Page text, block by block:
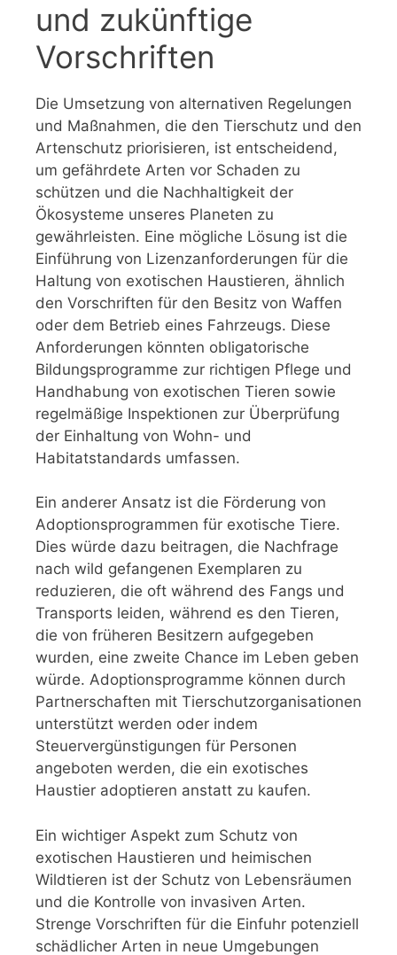
und zukünftige
Vorschriften
Die Umsetzung von alternativen Regelungen
und Maßnahmen, die den Tierschutz und den
Artenschutz priorisieren, ist entscheidend,
um gefährdete Arten vor Schaden zu
schützen und die Nachhaltigkeit der
Ökosysteme unseres Planeten zu
gewährleisten. Eine mögliche Lösung ist die
Einführung von Lizenzanforderungen für die
Haltung von exotischen Haustieren, ähnlich
den Vorschriften für den Besitz von Waffen
oder dem Betrieb eines Fahrzeugs. Diese
Anforderungen könnten obligatorische
Bildungsprogramme zur richtigen Pflege und
Handhabung von exotischen Tieren sowie
regelmäßige Inspektionen zur Überprüfung
der Einhaltung von Wohn- und
Habitatstandards umfassen.
Ein anderer Ansatz ist die Förderung von
Adoptionsprogrammen für exotische Tiere.
Dies würde dazu beitragen, die Nachfrage
nach wild gefangenen Exemplaren zu
reduzieren, die oft während des Fangs und
Transports leiden, während es den Tieren,
die von früheren Besitzern aufgegeben
wurden, eine zweite Chance im Leben geben
würde. Adoptionsprogramme können durch
Partnerschaften mit Tierschutzorganisationen
unterstützt werden oder indem
Steuervergünstigungen für Personen
angeboten werden, die ein exotisches
Haustier adoptieren anstatt zu kaufen.
Ein wichtiger Aspekt zum Schutz von
exotischen Haustieren und heimischen
Wildtieren ist der Schutz von Lebensräumen
und die Kontrolle von invasiven Arten.
Strenge Vorschriften für die Einfuhr potenziell
schädlicher Arten in neue Umgebungen